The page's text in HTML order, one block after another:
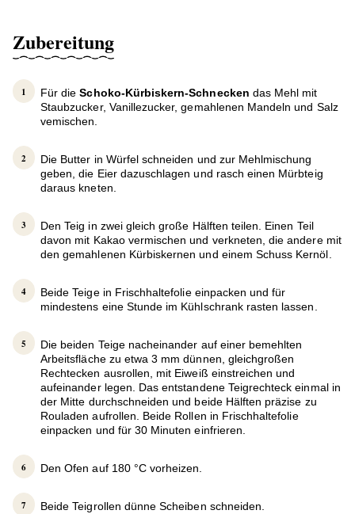
Zubereitung
Für dieSchoko-Kürbiskern-Schnecken das Mehl mit
Staubzucker, Vanillezucker, gemahlenen Mandeln und Salz
vemischen.
Die Butter in Würfel schneiden und zur Mehlmischung
geben, die Eier dazuschlagen und rasch einen Mürbteig
daraus kneten.
Den Teig in zwei gleich große Hälften teilen. Einen Teil
davon mit Kakao vermischen und verkneten, die andere mit
den gemahlenen Kürbiskernen und einem Schuss Kernöl.
Beide Teige in Frischhaltefolie einpacken und für
mindestens eine Stunde im Kühlschrank rasten lassen.
Die beiden Teige nacheinander auf einer bemehlten
Arbeitsfläche zu etwa 3 mm dünnen, gleichgroßen
Rechtecken ausrollen, mit Eiweiß einstreichen und
aufeinander legen. Das entstandene Teigrechteck einmal in
der Mitte durchschneiden und beide Hälften präzise zu
Rouladen aufrollen. Beide Rollen in Frischhaltefolie
einpacken und für 30 Minuten einfrieren.
Den Ofen auf 180 °C vorheizen.
Beide Teigrollen dünne Scheiben schneiden.